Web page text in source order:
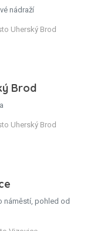
nádraží
Uherský Brod
Brod
Uherský Brod
náměstí, pohled od